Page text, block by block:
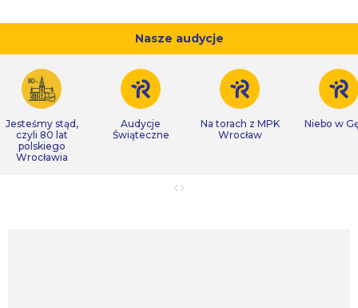
Nasze audycje
Jesteśmy stąd,
czyli 80 lat
polskiego
Wrocławia
Audycje
Świąteczne
Na torach z MPK
Wrocław
Niebo w